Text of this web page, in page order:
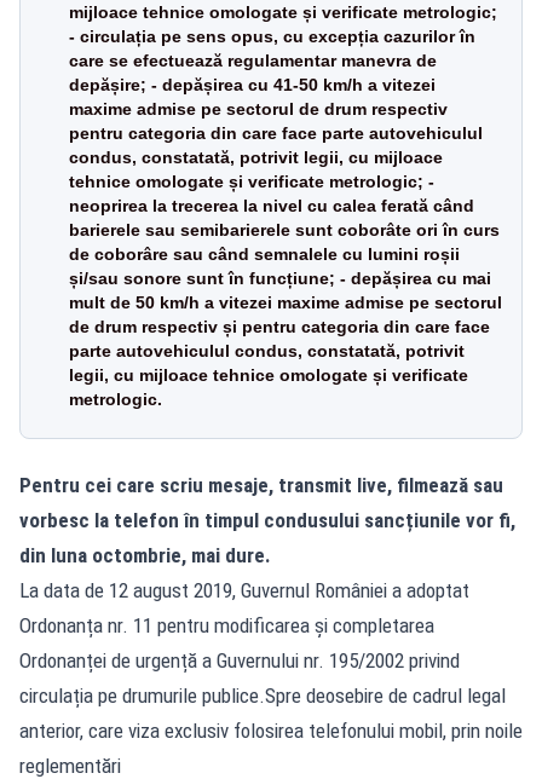
mijloace tehnice omologate și verificate metrologic;
- circulația pe sens opus, cu excepția cazurilor în
care se efectuează regulamentar manevra de
depășire; - depășirea cu 41-50 km/h a vitezei
maxime admise pe sectorul de drum respectiv
pentru categoria din care face parte autovehiculul
condus, constatată, potrivit legii, cu mijloace
tehnice omologate și verificate metrologic; -
neoprirea la trecerea la nivel cu calea ferată când
barierele sau semibarierele sunt coborâte ori în curs
de coborâre sau când semnalele cu lumini roșii
și/sau sonore sunt în funcțiune; - depășirea cu mai
mult de 50 km/h a vitezei maxime admise pe sectorul
de drum respectiv și pentru categoria din care face
parte autovehiculul condus, constatată, potrivit
legii, cu mijloace tehnice omologate și verificate
metrologic.
Pentru cei care scriu mesaje, transmit live, filmează sau
vorbesc la telefon în timpul condusului sancțiunile vor fi,
din luna octombrie, mai dure.
La data de 12 august 2019, Guvernul României a adoptat
Ordonanța nr. 11 pentru modificarea și completarea
Ordonanței de urgență a Guvernului nr. 195/2002 privind
circulația pe drumurile publice.Spre deosebire de cadrul legal
anterior, care viza exclusiv folosirea telefonului mobil, prin noile
reglementări